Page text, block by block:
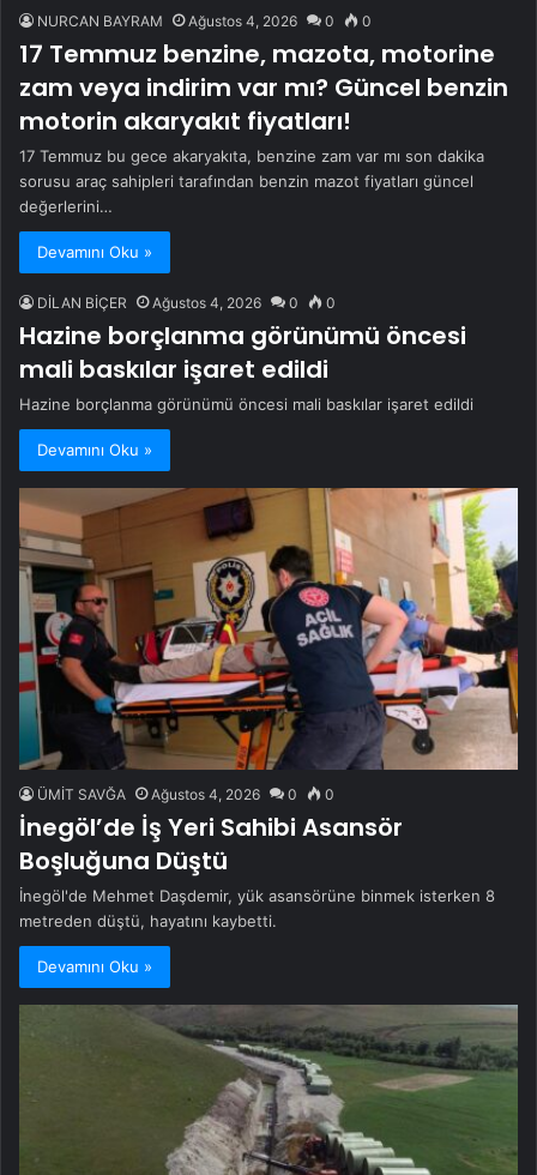
NURCAN BAYRAM Ağustos 4, 2026 0 0
17 Temmuz benzine, mazota, motorine
zam veya indirim var mı? Güncel benzin
motorin akaryakıt fiyatları!
17 Temmuz bu gece akaryakıta, benzine zam var mı son dakika
sorusu araç sahipleri tarafından benzin mazot fiyatları güncel
değerlerini…
Devamını Oku »
DİLAN BİÇER Ağustos 4, 2026 0 0
Hazine borçlanma görünümü öncesi
mali baskılar işaret edildi
Hazine borçlanma görünümü öncesi mali baskılar işaret edildi
Devamını Oku »
ÜMİT SAVĞA Ağustos 4, 2026 0 0
İnegöl’de İş Yeri Sahibi Asansör
Boşluğuna Düştü
İnegöl'de Mehmet Daşdemir, yük asansörüne binmek isterken 8
metreden düştü, hayatını kaybetti.
Devamını Oku »